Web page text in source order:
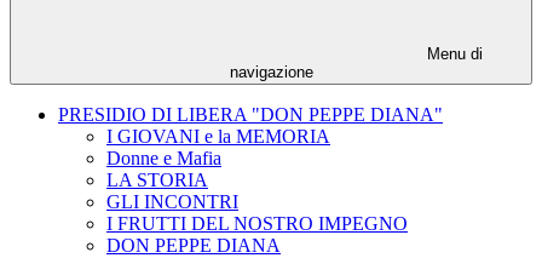
Menu di
navigazione
PRESIDIO DI LIBERA "DON PEPPE DIANA"
I GIOVANI e la MEMORIA
Donne e Mafia
LA STORIA
GLI INCONTRI
I FRUTTI DEL NOSTRO IMPEGNO
DON PEPPE DIANA